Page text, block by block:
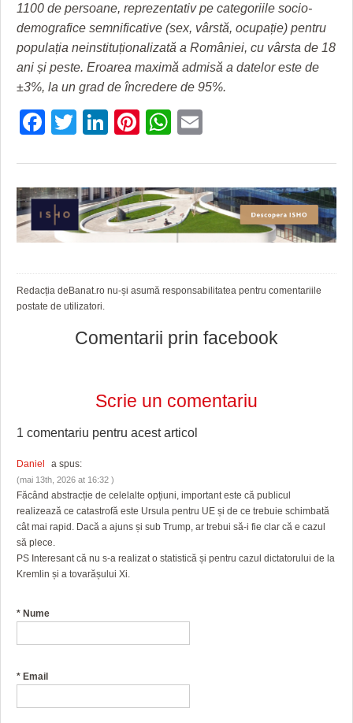
1100 de persoane, reprezentativ pe categoriile socio-
demografice semnificative (sex, vârstă, ocupație) pentru
populația neinstituționalizată a României, cu vârsta de 18
ani și peste. Eroarea maximă admisă a datelor este de
±3%, la un grad de încredere de 95%.
Facebook
Twitter
LinkedIn
Pinterest
WhatsApp
Redacția deBanat.ro nu-și asumă responsabilitatea pentru comentariile
postate de utilizatori.
Comentarii prin facebook
Scrie un comentariu
1 comentariu pentru acest articol
Daniel a spus:
(mai 13th, 2026 at 16:32 )
Făcând abstracție de celelalte opțiuni, important este că publicul
realizează ce catastrofă este Ursula pentru UE și de ce trebuie schimbată
cât mai rapid. Dacă a ajuns și sub Trump, ar trebui să-i fie clar că e cazul
să plece.
PS Interesant că nu s-a realizat o statistică și pentru cazul dictatorului de la
Kremlin și a tovarășului Xi.
* Nume
* Email